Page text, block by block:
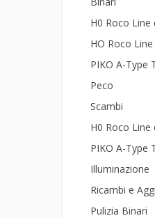
H0 Roco Line
HO Roco Line
PIKO A-Type
Peco
Scambi
H0 Roco Line
PIKO A-Type
Illuminazione
Ricambi e
Pulizia Binari